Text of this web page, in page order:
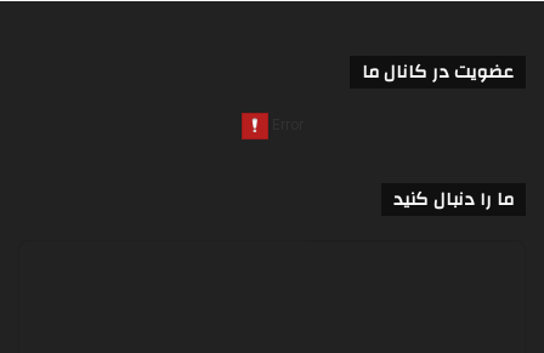
عضویت در کانال ما
ما را دنبال کنید